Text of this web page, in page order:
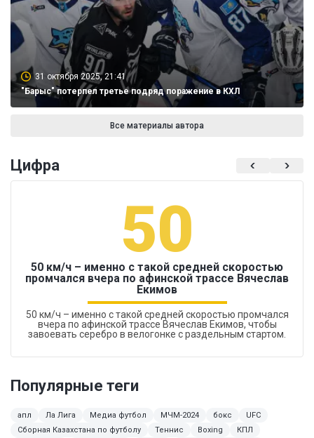
31 октября 2025, 21:41
"Барыс" потерпел третье подряд поражение в КХЛ
Все материалы автора
Цифра
50
50 км/ч – именно с такой средней скоростью
промчался вчера по афинской трассе Вячеслав
Екимов
50 км/ч – именно с такой средней скоростью промчался
вчера по афинской трассе Вячеслав Екимов, чтобы
завоевать серебро в велогонке с раздельным стартом.
Популярные теги
апл Ла Лига Медиа футбол МЧМ-2024 бокс
UFC
Сборная Казахстана по футболу
Теннис Boxing
КПЛ